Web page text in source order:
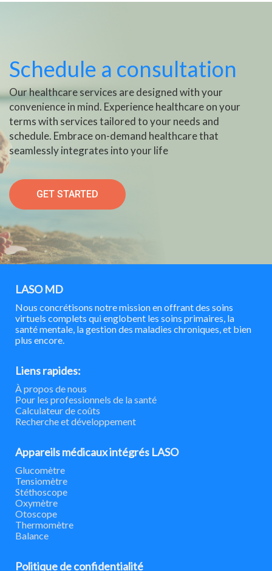
Schedule a consultation
Our healthcare services are designed with your
convenience in mind. Experience healthcare on your
terms with services tailored to your needs and
schedule. Embrace on-demand healthcare that
seamlessly integrates into your life
GET STARTED
LASO MD
Nous concrétisons notre mission en offrant des soins
virtuels complets qui englobent les soins primaires, la
santé mentale, la gestion des maladies chroniques, et bien
plus encore.
Liens rapides:
À propos de nous
Pour les professionnels de la santé
Calculateur de coûts
Recherche et développement
Appareils médicaux intégrés LASO
Glucomètre
Tensiomètre
Stéthoscope
Oxymètre
Otoscope
Thermomètre
Balance
Politique de confidentialité